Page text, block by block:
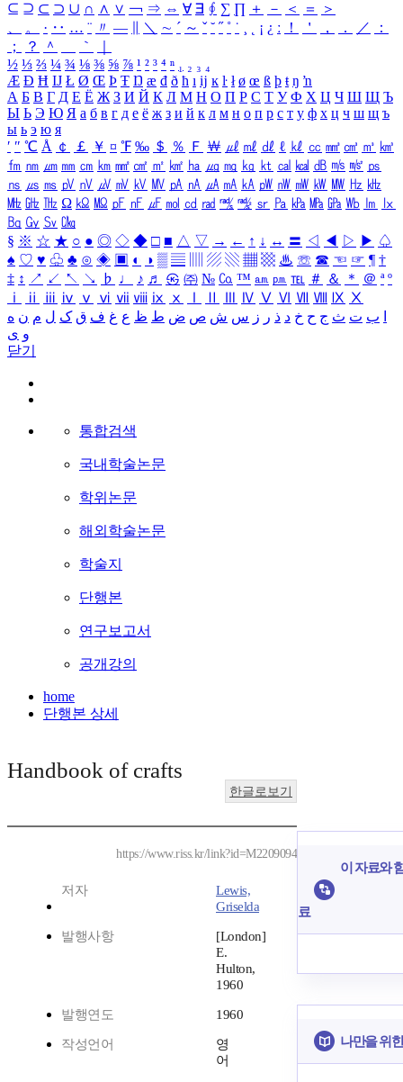
⊆ ⊇ ⊂ ⊃ ∪ ∩ ∧ ∨ ￢ ⇒ ⇔ ∀ ∃ ∮ ∑ ∏ ＋ － ＜ ＝
＞
、
。 · ‥ … ¨ 〃 ― ＼ ∼ ´ ～ ˇ ˘ ˝ ˚ ˙ ¸ ¡ ¿ ː ！ ＇ ， ． ／
：
；
？ ＾ ｀
½ ⅓ ⅔ ¼ ¾ ⅛ ⅜ ⅝ ⅞ ¹ ² ³ ⁴ ⁿ ₁ ₂ ₃ ₄
Æ Ð Ħ Ĳ Ł Ø Œ Þ Ŧ Ŋ æ đ ð ħ ı ĳ ĸ ŀ ł ø œ ß þ ŧ ŋ ŉ
А Б В Г Д Е Ё Ж З И Й К Л М Н О П Р С Т У Ф Х Ц Ч Ш Щ Ъ
Ы Ь Э Ю Я а б в г д е ё ж з и й к л м н о п р с т у ф х ц ч ш щ ъ
ы ь э ю я
′ ″ ℃ Å ￠ ￡ ￥ ¤ ℉ ‰ ＄ ％ Ｆ ￦ ㎕ ㎖ ㎗ ℓ ㎘ ㏄ ㎣ ㎤ ㎥ ㎦
㎙ ㎚ ㎛ ㎜ ㎝ ㎞ ㎟ ㎠ ㎡ ㎢ ㏊ ㎍ ㎎ ㎏ ㏏ ㎈ ㎉ ㏈ ㎧ ㎨ ㎰
㎱ ㎲ ㎳ ㎴ ㎵ ㎶ ㎷ ㎸ ㎹ ㎀ ㎁ ㎂ ㎃ ㎄ ㎺ ㎻ ㎽ ㎾ ㎿ ㎐ ㎑
㎒ ㎓ ㎔ Ω ㏀ ㏁ ㎊ ㎋ ㎌ ㏖ ㏅ ㎭ ㎮ ㎯ ㏛ ㎩ ㎪ ㎫ ㎬ ㏝ ㏐
㏓
㏃ ㏉ ㏜ ㏆
§ ※ ☆ ★ ○ ● ◎ ◇ ◆ □ ■ △ ▽ → ← ↑ ↓ ↔ 〓 ◁ ◀ ▷ ▶ ♤
♠ ♡ ♥ ♧ ♣ ⊙ ◈ ▣ ◐ ◑ ▒ ▤ ▨ ▧ ▦ ▩ ♨ ☏ ☎ ☜ ☞ ¶ †
‡ ↕ ↗ ↙ ↖ ↘ ♭ ♩ ♪ ♬ ㉿ ㈜ № ㏇ ™ ㏂ ㏘ ℡ ＃ ＆ ＊ ＠ ª º
ⅰ
ⅱ ⅲ ⅳ ⅴ ⅵ ⅶ ⅷ ⅸ ⅹ Ⅳ Ⅴ Ⅵ Ⅶ Ⅷ Ⅸ Ⅹ
ب ت ث ج ح خ د ذ ر ز س ش ص ض ط ظ ع غ ف ق ک ل م ن ه
و ی
닫기
통합검색
국내학술논문
학위논문
해외학술논문
학술지
단행본
연구보고서
공개강의
home
단행본 상세
Handbook of crafts
한글로보기
https://www.riss.kr/link?id=M2209094
저자
Lewis,
Griselda
발행사항
[London]
E.
Hulton,
1960
발행연도 1960
작성언어
영
어
이 자료와
료
나만을 위